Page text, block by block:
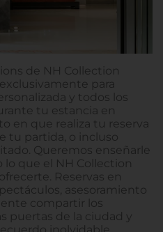
de NH Collection
para
y todos los
tu estancia en
en que realiza tu reserva
tu partida, o incluso
Queremos enseñarle
lo que el NH Collection
Reservas en
asesoramiento
compartir los
puertas de la ciudad y